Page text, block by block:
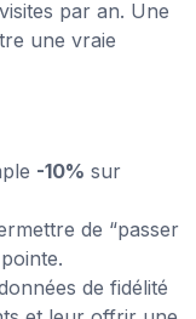
par an. Une
une vraie
-10% sur
de “passer
de fidélité